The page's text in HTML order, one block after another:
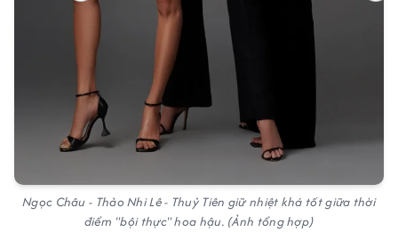
Ngọc Châu - Thảo Nhi Lê - Thuỷ Tiên giữ nhiệt khá tốt giữa thời
điểm "bội thực" hoa hậu. (Ảnh tổng hợp)